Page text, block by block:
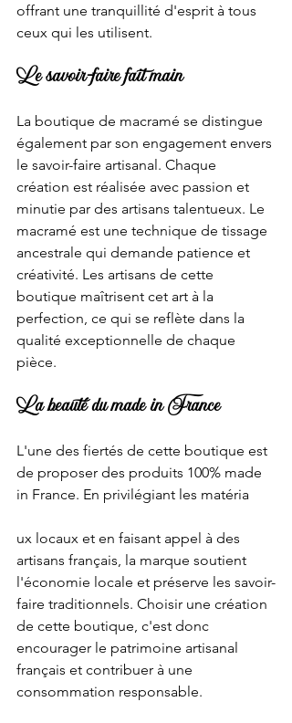
offrant une tranquillité d'esprit à tous
ceux qui les utilisent.
Le savoir-faire fait main
La boutique de macramé se distingue
également par son engagement envers
le savoir-faire artisanal. Chaque
création est réalisée avec passion et
minutie par des artisans talentueux. Le
macramé est une technique de tissage
ancestrale qui demande patience et
créativité. Les artisans de cette
boutique maîtrisent cet art à la
perfection, ce qui se reflète dans la
qualité exceptionnelle de chaque
pièce.
La beauté du made in France
L'une des fiertés de cette boutique est
de proposer des produits 100% made
in France. En privilégiant les matéria
ux locaux et en faisant appel à des
artisans français, la marque soutient
l'économie locale et préserve les savoir-
faire traditionnels. Choisir une création
de cette boutique, c'est donc
encourager le patrimoine artisanal
français et contribuer à une
consommation responsable.